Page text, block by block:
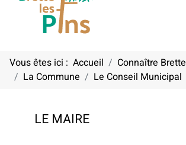
Vous êtes ici : Accueil
Connaître Brette
La Commune
Le Conseil Municipal
LE MAIRE